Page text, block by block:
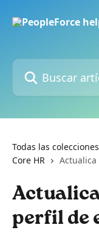
Buscar artículos...
Todas las colecciones
Core HR
perfil de